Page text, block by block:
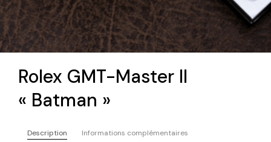
Rolex GMT-Master II
« Batman »
Description
Informations complémentaires